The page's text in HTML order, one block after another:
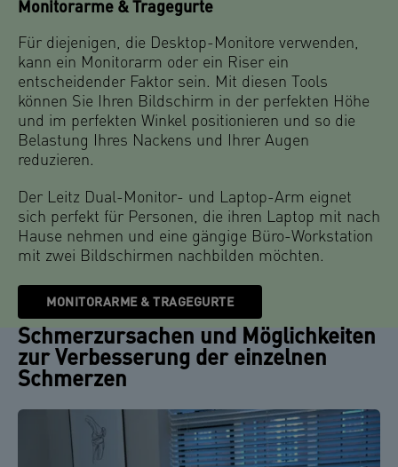
Monitorarme & Tragegurte
Für diejenigen, die Desktop-Monitore verwenden,
kann ein Monitorarm oder ein Riser ein
entscheidender Faktor sein. Mit diesen Tools
können Sie Ihren Bildschirm in der perfekten Höhe
und im perfekten Winkel positionieren und so die
Belastung Ihres Nackens und Ihrer Augen
reduzieren.
Der Leitz Dual-Monitor- und Laptop-Arm eignet
sich perfekt für Personen, die ihren Laptop mit nach
Hause nehmen und eine gängige Büro-Workstation
mit zwei Bildschirmen nachbilden möchten.
MONITORARME & TRAGEGURTE
Schmerzursachen und Möglichkeiten
zur Verbesserung der einzelnen
Schmerzen